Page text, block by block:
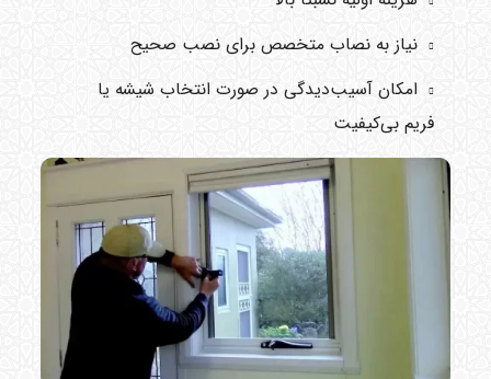
نیاز به نصاب متخصص برای نصب صحیح
امکان آسیب‌دیدگی در صورت انتخاب شیشه یا
فریم بی‌کیفیت